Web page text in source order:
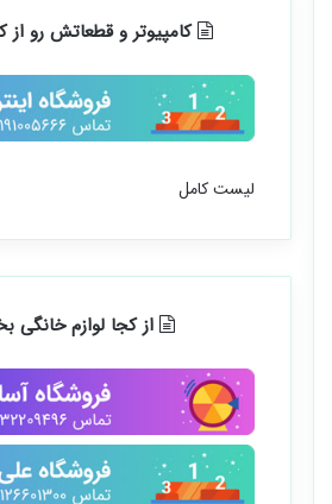
کامپیوتر و قطعاتش رو از
لیست کامل
از کجا لوازم خانگی